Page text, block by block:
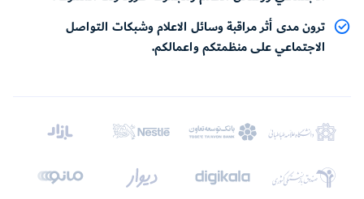
ترون مدى أثر مراقبة وسائل الاعلام وشبكات التواصل
الاجتماعي على منظمتكم واعمالكم.